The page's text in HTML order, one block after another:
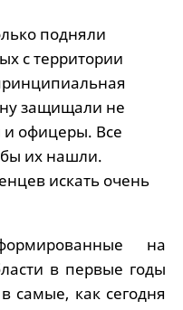
подняли
с территории
защищали не
и офицеры. Все
их нашли.
искать очень
на
в первые годы
самые, как сегодня